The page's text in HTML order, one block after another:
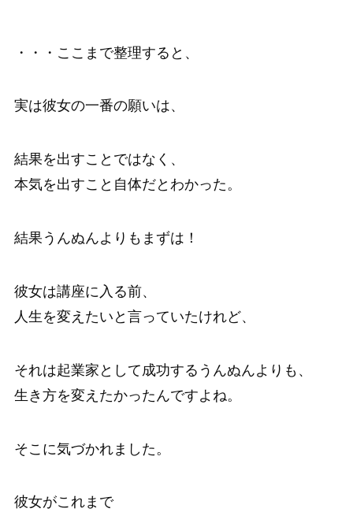
・・・ここまで整理すると、
実は彼女の一番の願いは、
結果を出すことではなく、
本気を出すこと自体だとわかった。
結果うんぬんよりもまずは！
彼女は講座に入る前、
人生を変えたいと言っていたけれど、
それは起業家として成功するうんぬんよりも、
生き方を変えたかったんですよね。
そこに気づかれました。
彼女がこれまで